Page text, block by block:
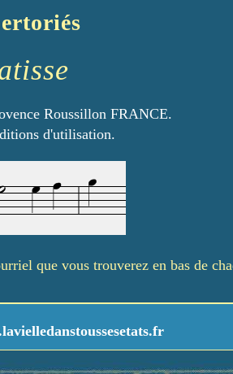
Roussillon FRANCE.
d'utilisation.
que vous trouverez en bas de